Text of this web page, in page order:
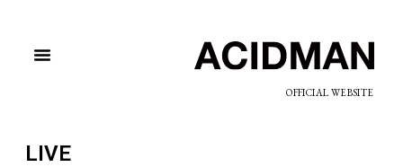
OFFICIAL WEBSITE
LIVE